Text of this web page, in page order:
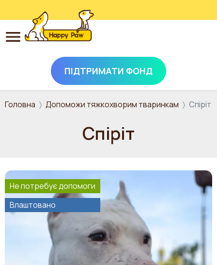
Перейти до основного вмісту
ПІДТРИМАТИ ФОНД
Головна Допоможи тяжкохворим тваринкам Спіріт
Спіріт
Не потребує допомоги
Влаштовано